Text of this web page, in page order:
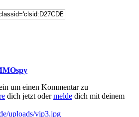
um einen Kommentar zu
dich jetzt odermelde dich mit deinem